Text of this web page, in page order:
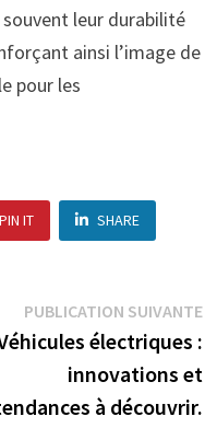
leur durabilité
ainsi l’image de
pour les
PIN IT SHARE
:
PUBLICATION SUIVANTE
électriques :
innovations et
à découvrir.